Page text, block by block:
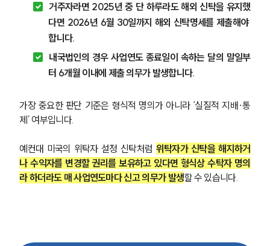
거주자라면 2025년 중 단 하루라도 해외 신탁을 유지했
다면 2026년 6월 30일까지 해외 신탁명세를 제출해야
합니다.
내국법인의 경우 사업연도 종료일이 속하는 달의 말일부
터 6개월 이내에 제출 의무가 발생합니다.
가장 중요한 판단 기준은 형식적 명의가 아니라 ‘실질적 지배·통
제’ 여부입니다.
예컨대 미국의 위탁자 설정 신탁처럼 위탁자가 신탁을 해지하거
나 수익자를 변경할 권리를 보유하고 있다면 형식상 수탁자 명의
라 하더라도 매 사업연도마다 신고 의무가 발생할 수 있습니다.